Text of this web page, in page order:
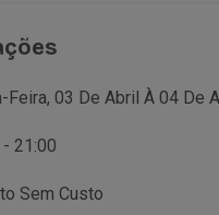
Feira, 03 De Abril À 04 De
21:00
Sem Custo